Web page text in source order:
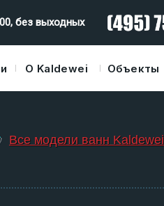
без выходных
О Kaldewei Объекты
Все модели ванн Kaldewei